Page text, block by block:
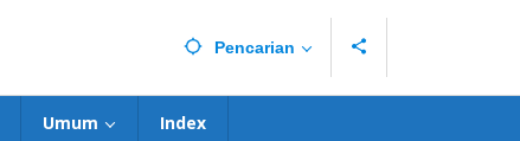
Pencarian
Umum Index